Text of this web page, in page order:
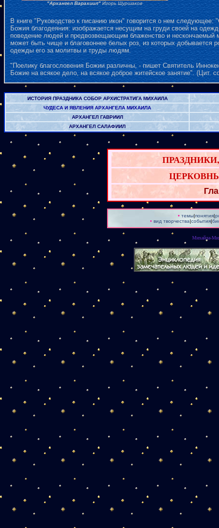
"Архангел Варахиил" Игорь Шуршаков
В книге "Руководство к писанию икон" говорится о нем
Божия благодеяния: изображается несущим на груди своей на
поведение людей и предвозвещающим блаженство и нескончаемый
может быть чище и благовоннее белых роз, из которых добывается
одежды его за молитвы и труды людям.
"Поелику благословения Божии различны, - пишет Святитель
Божие на всякое дело, на всякое доброе житейское занятие". (Цит.
ИСТОРИЯ ПРАЗДНИКА СОБОР АРХИСТРАТИГА МИХАИЛА
ЧУДЕСА И ЯВЛЕНИЯ АРХАНГЕЛА МИХАИЛА
АРХАНГЕЛ ГАВРИИЛ
АРХАНГЕЛ САЛАФИИЛ
ПРАЗДНИКИ,
• темы|понятия|
• вид творчества|события|
Михайла-